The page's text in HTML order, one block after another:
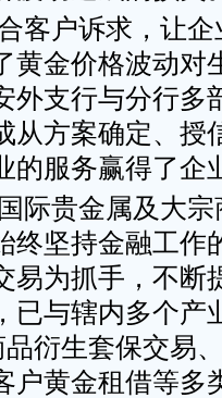
客户诉求，让
黄金价格波动对
外支行与分行多
从方案确定、授
的服务赢得了企
际贵金属及大
终坚持金融工作
易为抓手，不断
已与辖内多个产
衍生套保交易
户黄金租借等多